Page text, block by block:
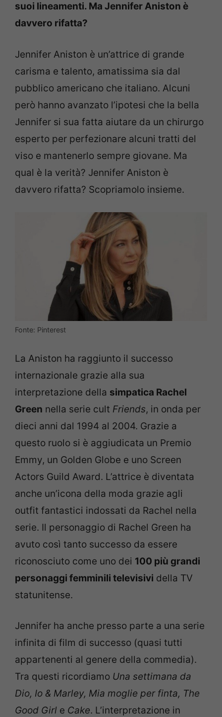
suoi lineamenti. Ma Jennifer Aniston è
davvero rifatta?
Jennifer Aniston è un’attrice di grande
carisma e talento, amatissima sia dal
pubblico americano che italiano. Alcuni
però hanno avanzato l’ipotesi che la bella
Jennifer si sua fatta aiutare da un chirurgo
esperto per perfezionare alcuni tratti del
viso e mantenerlo sempre giovane. Ma
qual è la verità? Jennifer Aniston è
davvero rifatta? Scopriamolo insieme.
Fonte: Pinterest
La Aniston ha raggiunto il successo
internazionale grazie alla sua
interpretazione della simpatica Rachel
Green nella serie cult Friends, in onda per
dieci anni dal 1994 al 2004. Grazie a
questo ruolo si è aggiudicata un Premio
Emmy, un Golden Globe e uno Screen
Actors Guild Award. L’attrice è diventata
anche un’icona della moda grazie agli
outfit fantastici indossati da Rachel nella
serie. Il personaggio di Rachel Green ha
avuto così tanto successo da essere
riconosciuto come uno dei 100 più grandi
personaggi femminili televisivi della TV
statunitense.
Jennifer ha anche presso parte a una serie
infinita di film di successo (quasi tutti
appartenenti al genere della commedia).
Tra questi ricordiamo Una settimana da
Dio, Io & Marley, Mia moglie per finta, The
Good Girl e Cake. L’interpretazione in